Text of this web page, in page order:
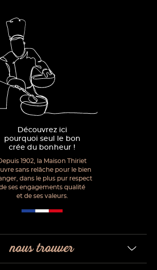
Découvrez ici
pourquoi seul le bon
crée du bonheur !
1902, la Maison Thiriet
sans relâche pour le bien
dans le plus pur respect
ses engagements qualité
et de ses valeurs.
nous trouver